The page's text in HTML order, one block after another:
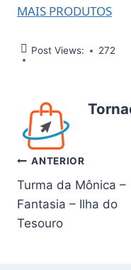
MAIS PRODUTOS
Post Views: 272
Navegação
de
Post
ANTERIOR
Turma da Mônica –
Fantasia – Ilha do
Tesouro